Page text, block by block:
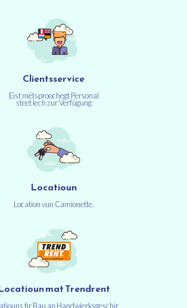
Clientsservice
Eist mëtsproochegt Personal
steet Iech zur Verfügung
Locatioun
Location vun Camionette.
mat Trendrent
fir Bau an Handwierksgeschir